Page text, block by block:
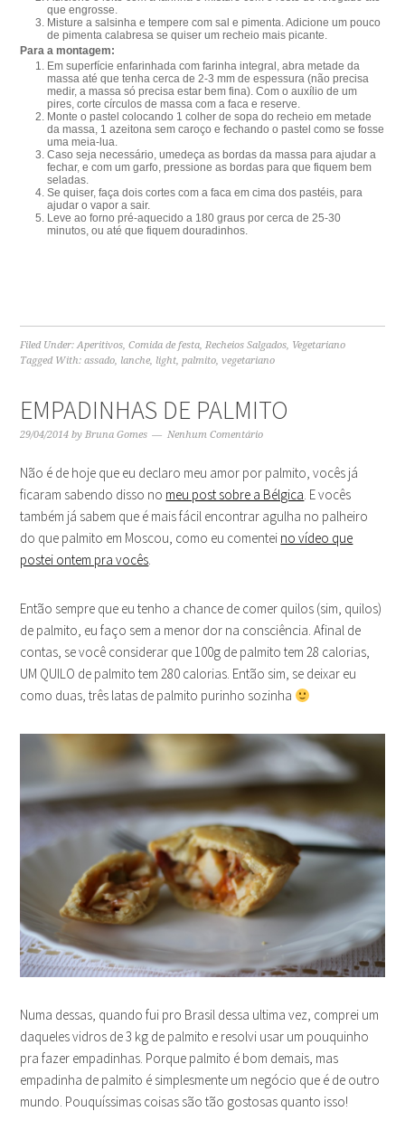
que engrosse.
Misture a salsinha e tempere com sal e pimenta. Adicione um pouco
de pimenta calabresa se quiser um recheio mais picante.
Para a montagem:
Em superfície enfarinhada com farinha integral, abra metade da
massa até que tenha cerca de 2-3 mm de espessura (não precisa
medir, a massa só precisa estar bem fina). Com o auxílio de um
pires, corte círculos de massa com a faca e reserve.
Monte o pastel colocando 1 colher de sopa do recheio em metade
da massa, 1 azeitona sem caroço e fechando o pastel como se fosse
uma meia-lua.
Caso seja necessário, umedeça as bordas da massa para ajudar a
fechar, e com um garfo, pressione as bordas para que fiquem bem
seladas.
Se quiser, faça dois cortes com a faca em cima dos pastéis, para
ajudar o vapor a sair.
Leve ao forno pré-aquecido a 180 graus por cerca de 25-30
minutos, ou até que fiquem douradinhos.
Filed Under:Aperitivos,Comida de festa,Recheios Salgados, Vegetariano
Tagged With:assado, lanche, light,palmito,vegetariano
EMPADINHAS DE PALMITO
29/04/2014 byBruna Gomes Nenhum Comentário
Não é de hoje que eu declaro meu amor por palmito, vocês já
ficaram sabendo disso no meu post sobre a Bélgica. E vocês
também já sabem que é mais fácil encontrar agulha no palheiro
do que palmito em Moscou, como eu comentei no vídeo que
postei ontem pra vocês.
Então sempre que eu tenho a chance de comer quilos (sim, quilos)
de palmito, eu faço sem a menor dor na consciência. Afinal de
contas, se você considerar que 100g de palmito tem 28 calorias,
UM QUILO de palmito tem 280 calorias. Então sim, se deixar eu
como duas, três latas de palmito purinho sozinha
Numa dessas, quando fui pro Brasil dessa ultima vez, comprei um
daqueles vidros de 3 kg de palmito e resolvi usar um pouquinho
pra fazer empadinhas. Porque palmito é bom demais, mas
empadinha de palmito é simplesmente um negócio que é de outro
mundo. Pouquíssimas coisas são tão gostosas quanto isso!